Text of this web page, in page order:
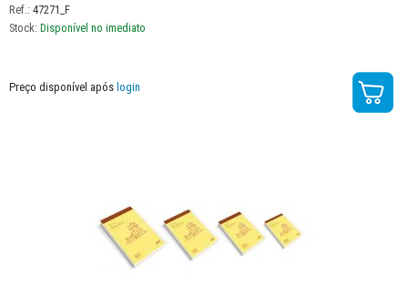
Ref.: 47271_F
Stock: Disponível no imediato
Preço disponível após login